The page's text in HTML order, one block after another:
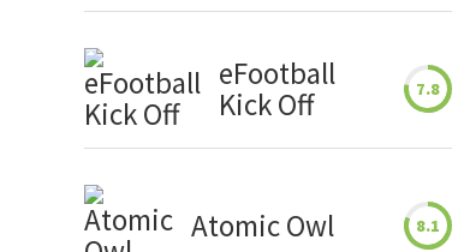
eFootball
Kick Off
7.8
Atomic Owl 8.1